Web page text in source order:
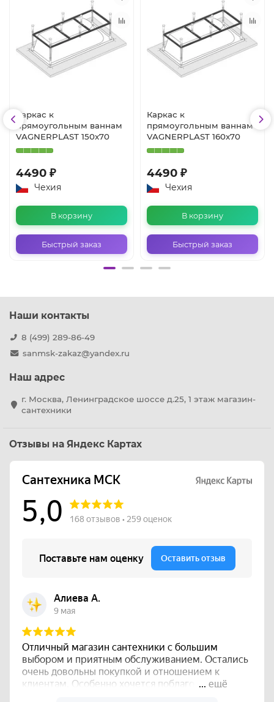
Каркас к
прямоугольным ваннам
VAGNERPLAST 150x70
4490 ₽
Чехия
В корзину
Быстрый заказ
Каркас к
прямоугольным ваннам
VAGNERPLAST 160x70
4490 ₽
Чехия
В корзину
Быстрый заказ
Наши контакты
8 (499) 289-86-49
sanmsk-zakaz@yandex.ru
Наш адрес
г. Москва, Ленинградское шоссе д.25, 1 этаж магазин-
сантехники
Отзывы на Яндекс Картах